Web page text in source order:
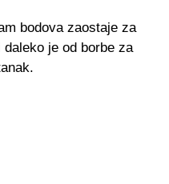
bodova zaostaje za
je od borbe za